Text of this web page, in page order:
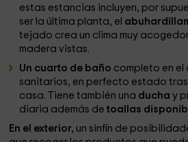
estas estancias incluyen, por
ser la última planta, el
tejado crea un clima muy
madera vistas.
Un cuarto de baño completo en
sanitarios, en perfecto estado
casa. Tiene también una ducha y
diaria además de toallas
En el exterior, un sinfín de